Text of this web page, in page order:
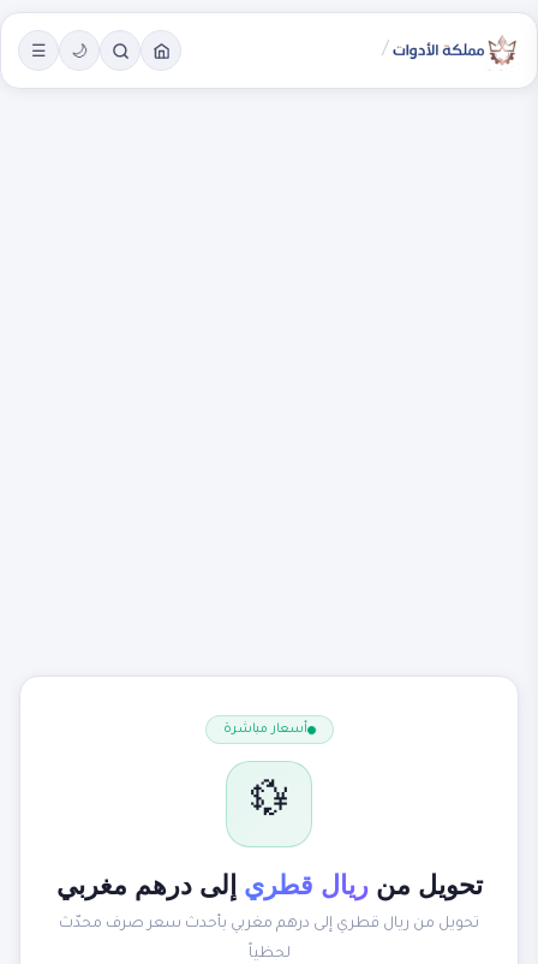
/
🌙
☰
أسعار مباشرة
💱
تحويل منريال قطري إلى درهم مغربي
تحويل من ريال قطري إلى درهم مغربي بأحدث سعر صرف محدّث
لحظياً